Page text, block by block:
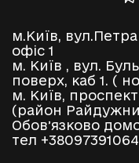
м.Київ,
офіс 1
м. Київ , вул.
поверх, каб 1. (
м. Київ,
(район
Обовʼязково
тел